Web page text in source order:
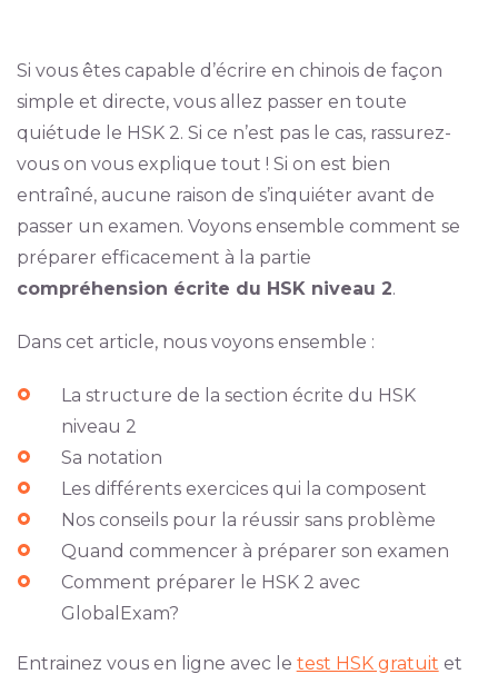
Si vous êtes capable d’écrire en chinois de façon
simple et directe, vous allez passer en toute
quiétude le HSK 2. Si ce n’est pas le cas, rassurez-
vous on vous explique tout ! Si on est bien
entraîné, aucune raison de s’inquiéter avant de
passer un examen. Voyons ensemble comment se
préparer efficacement à la partie
compréhension écrite du HSK niveau 2.
Dans cet article, nous voyons ensemble :
La structure de la section écrite du HSK
niveau 2
Sa notation
Les différents exercices qui la composent
Nos conseils pour la réussir sans problème
Quand commencer à préparer son examen
Comment préparer le HSK 2 avec
GlobalExam?
Entrainez vous en ligne avec le test HSK gratuit et